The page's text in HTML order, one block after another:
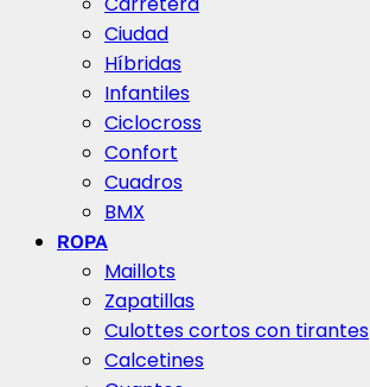
Ciudad
Híbridas
Infantiles
Ciclocross
Confort
Cuadros
BMX
ROPA
Maillots
Zapatillas
Culottes cortos con tirantes
Calcetines